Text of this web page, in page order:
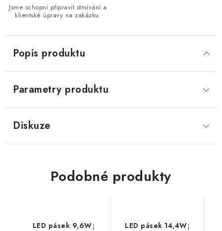
Jsme schopni připravit stmívání a
klientské úpravy na zakázku.
Popis produktu
Parametry produktu
Diskuze
Podobné produkty
LED pásek 9,6W;
LED pásek 14,4W;